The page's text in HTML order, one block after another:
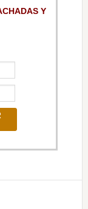
Y